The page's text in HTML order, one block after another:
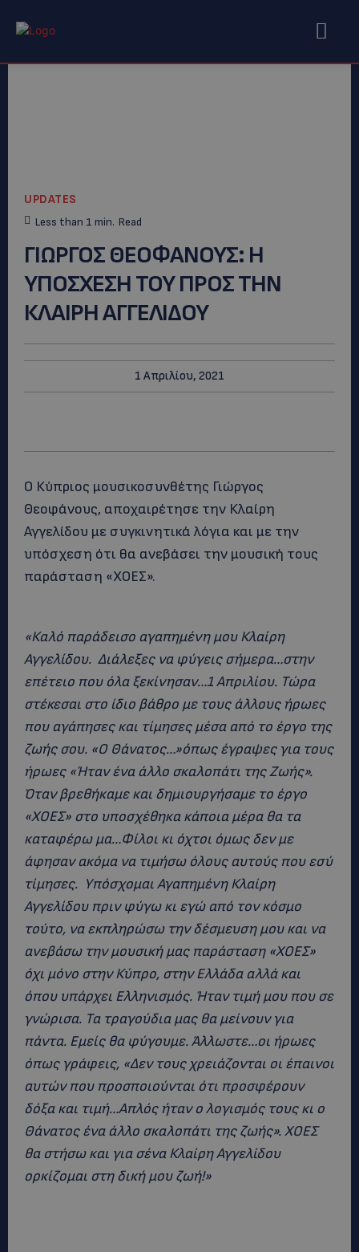
UPDATES
Less than 1 min. Read
ΓΙΩΡΓΟΣ ΘΕΟΦΑΝΟΥΣ: Η
ΥΠΟΣΧΕΣΗ ΤΟΥ ΠΡΟΣ ΤΗΝ
ΚΛΑΙΡΗ ΑΓΓΕΛΙΔΟΥ
1 Απριλίου, 2021
Ο Κύπριος μουσικοσυνθέτης Γιώργος
Θεοφάνους, αποχαιρέτησε την Κλαίρη
Αγγελίδου με συγκινητικά λόγια και με την
υπόσχεση ότι θα ανεβάσει την μουσική τους
παράσταση «ΧΟΕΣ».
«Καλό παράδεισο αγαπημένη μου Κλαίρη
Αγγελίδου. Διάλεξες να φύγεις σήμερα…στην
επέτειο που όλα ξεκίνησαν…1 Απριλίου. Τώρα
στέκεσαι στο ίδιο βάθρο με τους άλλους ήρωες
που αγάπησες και τίμησες μέσα από το έργο της
ζωής σου. «Ο Θάνατος…»όπως έγραψες για τους
ήρωες «Ήταν ένα άλλο σκαλοπάτι της Ζωής».
Όταν βρεθήκαμε και δημιουργήσαμε το έργο
«ΧΟΕΣ» στο υποσχέθηκα κάποια μέρα θα τα
καταφέρω μα…Φίλοι κι όχτοι όμως δεν με
άφησαν ακόμα να τιμήσω όλους αυτούς που εσύ
τίμησες. Υπόσχομαι Αγαπημένη Κλαίρη
Αγγελίδου πριν φύγω κι εγώ από τον κόσμο
τούτο, να εκπληρώσω την δέσμευση μου και να
ανεβάσω την μουσική μας παράσταση «ΧΟΕΣ»
όχι μόνο στην Κύπρο, στην Ελλάδα αλλά και
όπου υπάρχει Ελληνισμός. Ήταν τιμή μου που σε
γνώρισα. Τα τραγούδια μας θα μείνουν για
πάντα. Εμείς θα φύγουμε. Άλλωστε…οι ήρωες
όπως γράφεις, «Δεν τους χρειάζονται οι έπαινοι
αυτών που προσποιούνται ότι προσφέρουν
δόξα και τιμή…Απλός ήταν ο λογισμός τους κι ο
Θάνατος ένα άλλο σκαλοπάτι της ζωής». ΧΟΕΣ
θα στήσω και για σένα Κλαίρη Αγγελίδου
ορκίζομαι στη δική μου ζωή!»